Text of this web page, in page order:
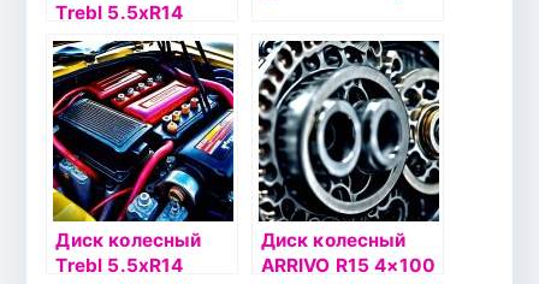
Trebl 5.5хR14
4х100 ЕТ45
DIA56.6 черный
Диск колесный
Trebl 5.5хR14
Диск колесный
ARRIVO R15 4×100